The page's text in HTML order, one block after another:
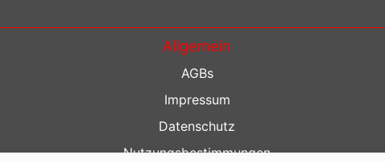
Allgemein
AGBs
Impressum
Datenschutz
Nutzungsbestimmungen